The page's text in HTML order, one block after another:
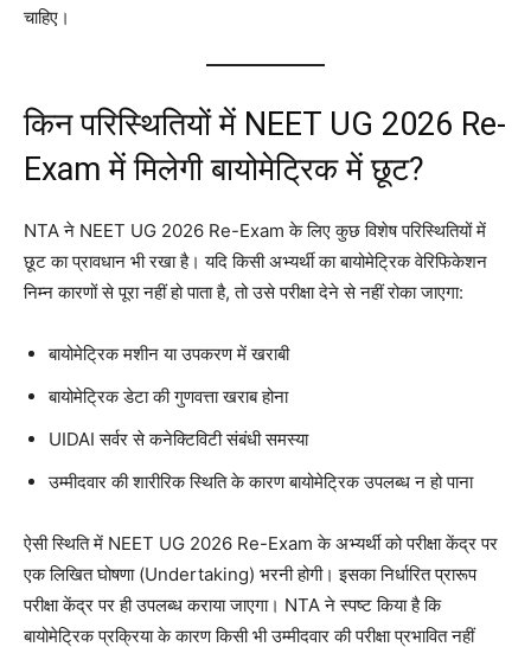
चाहिए ।
किन परिस्थितियों में NEET UG 2026 Re-
Exam में मिलेगी बायोमेट्रिक में छूट?
NTA ने NEET UG 2026 Re-Exam के लिए कुछ विशेष परिस्थितियों में
छूट का प्रावधान भी रखा है। यदि किसी अभ्यर्थी का बायोमेट्रिक वेरिफिकेशन
निम्न कारणों से पूरा नहीं हो पाता है, तो उसे परीक्षा देने से नहीं रोका जाएगा:
बायोमेट्रिक मशीन या उपकरण में खराबी
बायोमेट्रिक डेटा की गुणवत्ता खराब होना
UIDAI सर्वर से कनेक्टिविटी संबंधी समस्या
उम्मीदवार की शारीरिक स्थिति के कारण बायोमेट्रिक उपलब्ध न हो पाना
ऐसी स्थिति में NEET UG 2026 Re-Exam के अभ्यर्थी को परीक्षा केंद्र पर
एक लिखित घोषणा (Undertaking) भरनी होगी। इसका निर्धारित प्रारूप
परीक्षा केंद्र पर ही उपलब्ध कराया जाएगा। NTA ने स्पष्ट किया है कि
बायोमेट्रिक प्रक्रिया के कारण किसी भी उम्मीदवार की परीक्षा प्रभावित नहीं